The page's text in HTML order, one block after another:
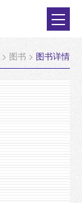
> 图书 > 图书详情